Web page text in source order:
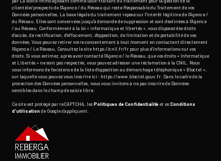
clientèle/prospects de l'Agence / du Réseau qui reste Responsable du Traitement de vos
Données personnelles. La base légale du traitement repose sur l'intérêt légitime de l'Agence /
du Réseau. Elles sont conservées jusqu'à demande de suppression et sont destinées à l'Agence
/ au Réseau. Conformément à la loi « informatique et libertés », vous disposez des droits
d’accès, de rectification, d’effacement, d’opposition, de limitation et de portabilité de vos
données. Vous pouvez retirer votre consentement à tout moment en contactant directement
l’Agence / Le Réseau. Consultez le site https://cnil.fr/fr pour plus d’informations sur vos
droits. Si vous estimez, après avoir contacté l'Agence / le Réseau, que vos droits « Informatique
et Libertés » ne sont pas respectés, vous pouvez adresser une réclamation à la CNIL. Nous
vous informons de l’existence de la liste d'opposition au démarchage téléphonique « Bloctel »,
sur laquelle vous pouvez vous inscrire ici : https://www.bloctel.gouv.fr . Dans le cadre de la
protection des Données personnelles, nous vous invitons à ne pas inscrire de Données
sensibles dans le champ de saisie libre.
Ce site est protégé par reCAPTCHA, lesPolitiques de Confidentialité et esConditions
d'utilisation de Google s'appliquent.